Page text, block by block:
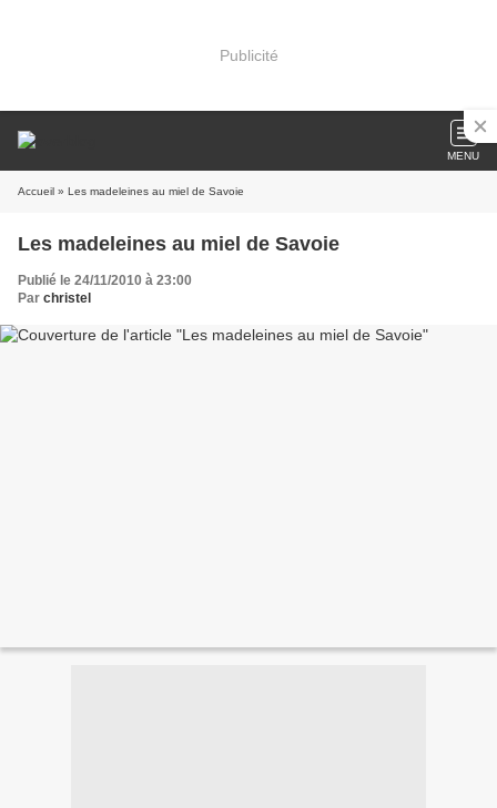
Publicité
MENU
Accueil » Les madeleines au miel de Savoie
Les madeleines au miel de Savoie
Publié le 24/11/2010 à 23:00
Par christel